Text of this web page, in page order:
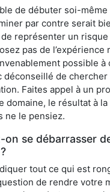
de débuter soi-
par contre serait
représenter un
pas de l’expérience
possible à
déconseillé de
Faites appel à un
domaine, le résultat à
ne le pensiez.
on se débarrasser
tout ce qui est
de rendre votre